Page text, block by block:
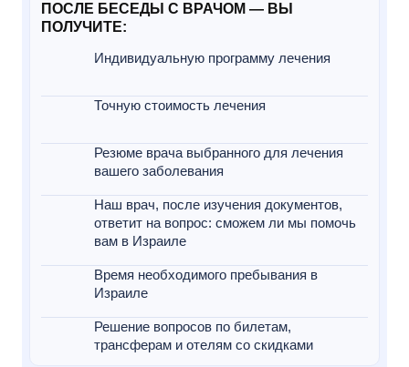
ПОСЛЕ БЕСЕДЫ С ВРАЧОМ — ВЫ
ПОЛУЧИТЕ:
Индивидуальную программу лечения
Точную стоимость лечения
Резюме врача выбранного для лечения
вашего заболевания
Наш врач, после изучения документов,
ответит на вопрос: сможем ли мы помочь
вам в Израиле
Время необходимого пребывания в
Израиле
Решение вопросов по билетам,
трансферам и отелям со скидками